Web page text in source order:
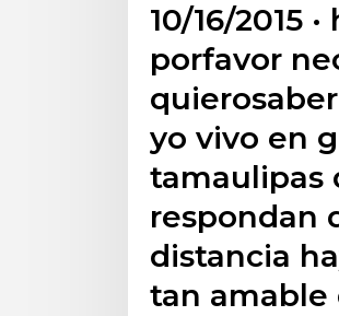
10/16/2015
porfavor
yo vivo en
tamaulipas
respondan
distancia
tan amable